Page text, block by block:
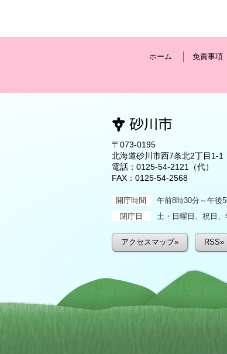
ホーム 免責事項
〒073-0195
北海道砂川市西7条北2丁目1-1
電話： 0125-54-2121
（代）
FAX：0125-54-2568
開庁時間
午前8時30分～午後
閉庁日
土・日曜日、祝日、
アクセスマップ» RSS»